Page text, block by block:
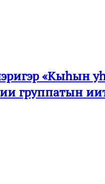
«Кыһын
группатын